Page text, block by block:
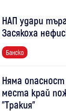
НАП удари
Засякоха
Банско
Няма
места край
"Тракия"